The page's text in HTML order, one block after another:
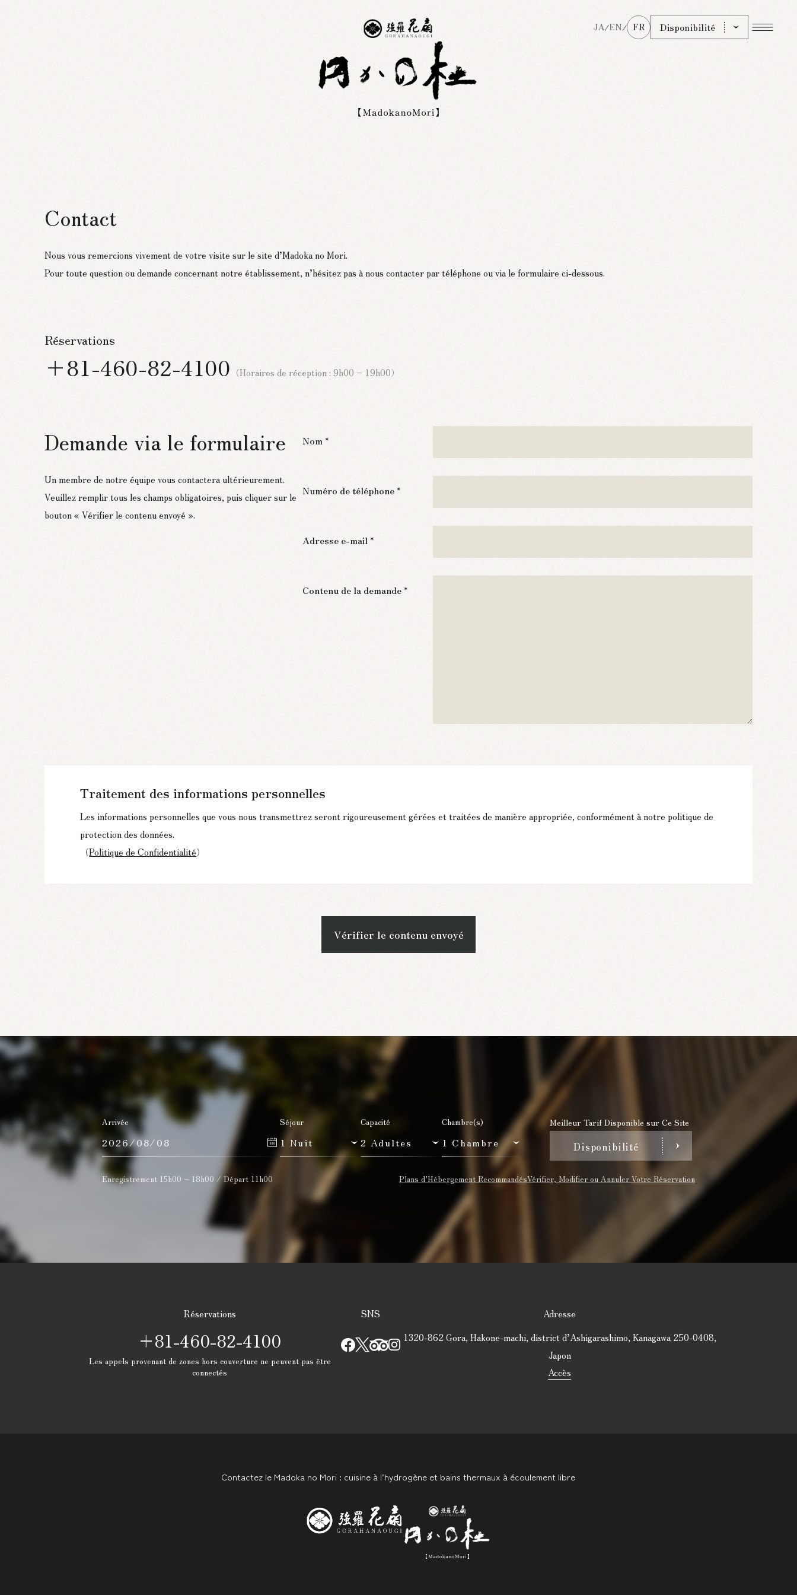
JA/EN/ FR Disponibilité
Contact
Nous vous remercions vivement de votre visite sur le site d’Madoka no Mori.
Pour toute question ou demande concernant notre établissement, n’hésitez pas à nous contacter par téléphone ou via le formulaire ci-dessous.
Réservations
+81-460-82-4100 （Horaires de réception : 9h00 – 19h00）
Demande via le formulaire
Un membre de notre équipe vous contactera ultérieurement.
Veuillez remplir tous les champs obligatoires, puis cliquer sur le
bouton « Vérifier le contenu envoyé ».
Nom *
Numéro de téléphone *
Adresse e-mail *
Contenu de la demande *
Traitement des informations personnelles
Les informations personnelles que vous nous transmettrez seront rigoureusement gérées et traitées de manière appropriée, conformément à notre politique de
protection des données.
（Politique de Confidentialité）
Vérifier le contenu envoyé
Arrivée Séjour Capacité Chambre(s) Meilleur Tarif Disponible sur Ce Site
Disponibilité
Enregistrement 15h00 – 18h00 / Départ 11h00 Plans d’Hébergement RecommandésVérifier, Modifier ou Annuler Votre Réservation
Réservations
+81-460-82-4100
Les appels provenant de zones hors couverture ne peuvent pas être
connectés
SNS
Adresse
1320-862 Gora, Hakone-machi, district d’Ashigarashimo, Kanagawa 250-0408,
Japon
Accès
Contactez le Madoka no Mori : cuisine à l’hydrogène et bains thermaux à écoulement libre